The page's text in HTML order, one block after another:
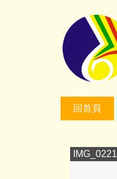
回首頁
IMG_0221